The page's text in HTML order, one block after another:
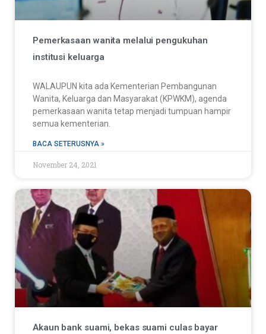
Pemerkasaan wanita melalui pengukuhan
institusi keluarga
WALAUPUN kita ada Kementerian Pembangunan
Wanita, Keluarga dan Masyarakat (KPWKM), agenda
pemerkasaan wanita tetap menjadi tumpuan hampir
semua kementerian.
BACA SETERUSNYA »
November 24, 2021
Akaun bank suami, bekas suami culas bayar